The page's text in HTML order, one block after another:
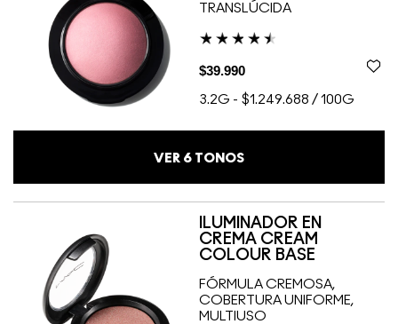
TRANSLÚCIDA
$39.990
3.2G - $1.249.688 / 100G
VER 6 TONOS
ILUMINADOR EN
CREMA CREAM
COLOUR BASE
FÓRMULA CREMOSA,
COBERTURA UNIFORME,
MULTIUSO